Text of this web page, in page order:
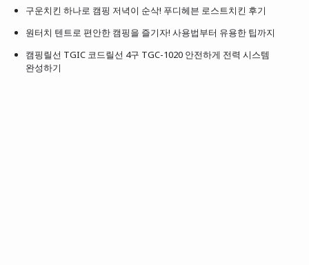
구운치킨 하나로 캠핑 저녁이 순삭! 푸디헤븐 로스트치킨 후기
원터치 텐트로 편안한 캠핑을 즐기자! 사용법부터 유용한 팁까지
캠핑릴선 TGIC 코드릴선 4구 TGC-1020 안전하게 전력 시스템
완성하기